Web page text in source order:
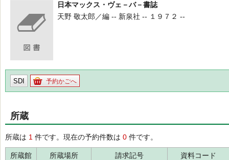
日本マックス・ヴェ－バ－書誌
天野 敬太郎／編 -- 新泉社 -- １９７２ --
SDI 予約かごへ
所蔵
所蔵は 1 件です。現在の予約件数は 0 件です。
所蔵館 所蔵場所 請求記号 資料コード